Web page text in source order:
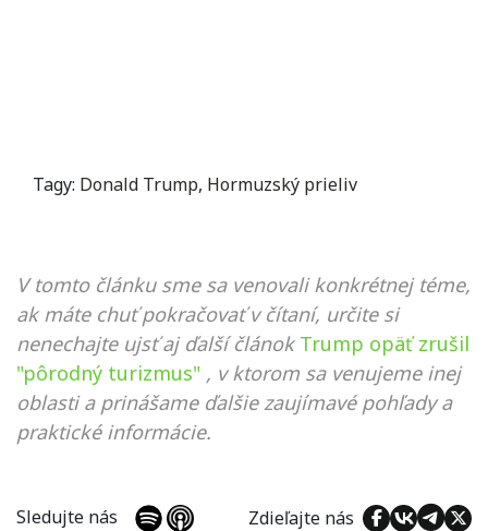
Tagy: Donald Trump, Hormuzský prieliv
V tomto článku sme sa venovali konkrétnej téme,
ak máte chuť pokračovať v čítaní, určite si
nenechajte ujsť aj ďalší článok Trump opäť zrušil
"pôrodný turizmus" , v ktorom sa venujeme inej
oblasti a prinášame ďalšie zaujímavé pohľady a
praktické informácie.
Sledujte nás Zdieľajte nás